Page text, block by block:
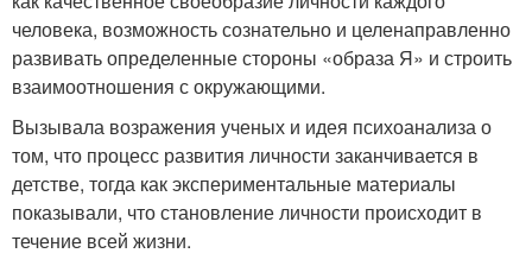
человека, возможность сознательно и целенаправленно
развивать определенные стороны «образа Я» и строить
взаимоотношения с окружающими.
Вызывала возражения ученых и идея психоанализа о
том, что процесс развития личности заканчивается в
детстве, тогда как экспериментальные материалы
показывали, что становление личности происходит в
течение всей жизни.